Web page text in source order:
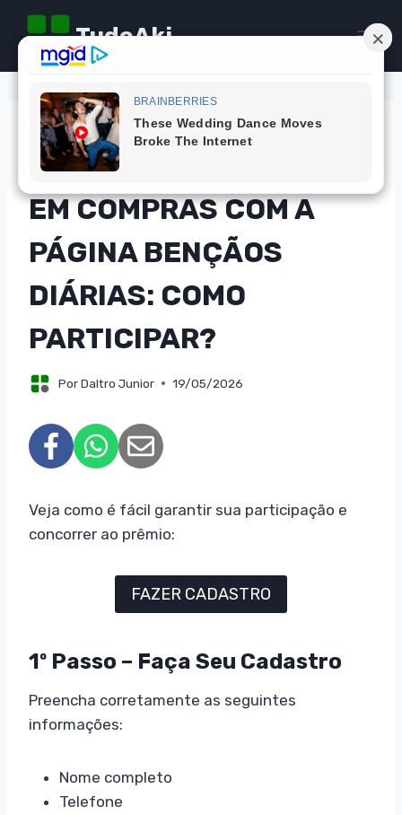
Pular
para
TudoAki
DICAS
CONCORRA A MIL REAIS
EM COMPRAS COM A
PÁGINA BENÇÃOS
DIÁRIAS: COMO
PARTICIPAR?
PorDaltro Junior 19/05/2026
Veja como é fácil garantir sua participação e
concorrer ao prêmio:
FAZER CADASTRO
1º Passo – Faça Seu Cadastro
Preencha corretamente as seguintes
informações:
Nome completo
Telefone